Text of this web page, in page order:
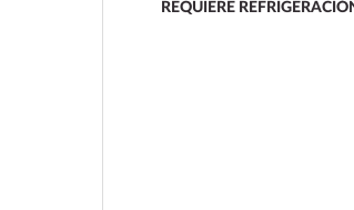
REQUIERE